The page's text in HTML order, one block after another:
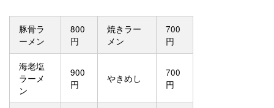
豚骨ラ
ーメン
800
円
焼きラー
メン
700
円
海老塩
ラーメ
ン
900
円
やきめし
700
円